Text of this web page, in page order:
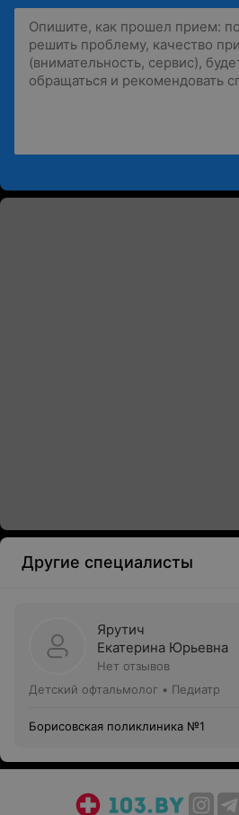
Другие специалисты
Ярутич
Екатерина Юрьевна
Нет отзывов
Детский офтальмолог • Педиатр
Борисовская поликлиника №1